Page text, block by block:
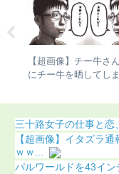
【超画像】チー牛さ
にチー牛を晒してし
三十路女子の仕事と
【超画像】イタズラ
ｗｗ...
パルワールドを43イン